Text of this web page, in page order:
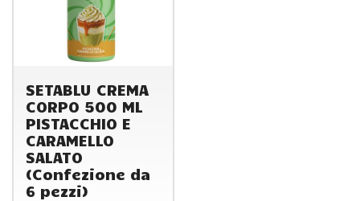
SETABLU CREMA
CORPO 500 ML
PISTACCHIO E
CARAMELLO
SALATO
(Confezione da
6 pezzi)